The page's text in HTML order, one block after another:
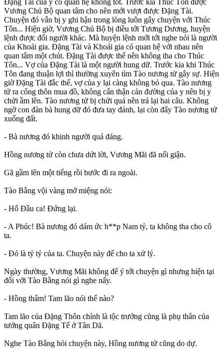
Vương Chủ Bộ quan tâm cho nên mới vượt được Đặng Tài.
Chuyện đó vẫn bị y ghi hận trong lòng luôn gây chuyện với Thúc
Tôn... Hiện giờ, Vương Chủ Bộ bị điều tới Tương Dương, huyện
lệnh được đổi người khác. Mà huyện lệnh mới tới nghe nói là người
của Khoái gia. Đặng Tài và Khoái gia có quan hệ với nhau nên
quan tâm một chút. Đặng Tài được thể nên không tha cho Thúc
Tôn... Vợ của Đặng Tài là một người hung dữ. Trước kia khi Thúc
Tôn đang thuận lợi thì thường xuyên tìm Tào nương tử gây sự. Hiện
giờ Đặng Tài đắc thế, vợ của y lại càng không bỏ qua. Tào nương
tử ra cổng thôn mua đồ, không cẩn thận cản đường của y nên bị y
chửi ầm lên. Tào nương tử bị chửi quá nên trả lại hai câu. Không
ngờ con đàn bà hung dữ đó đưa tay đánh, lại còn đẩy Tào nương tử
xuống đất.
- Bà nương đó khinh người quá đáng.
Hồng nương tử còn chưa dứt lời, Vương Mãi đã nổi giận.
Gã gầm lên một tiếng rồi bước đi ra ngoài.
Tào Bằng vội vàng mở miệng nói:
- Hổ Đầu ca! Đứng lại.
- A Phúc! Bà nương đó dám ức h**p Nam tỷ, ta không tha cho cô
ta.
- Đó là tỷ tỷ của ta. Chuyện này để cho ta xử lý.
Ngày thường, Vương Mãi không để ý tới chuyện gì nhưng hiện tại
đối với Tào Bằng nói gì nghe nấy.
- Hồng thẩm! Tam lão nói thế nào?
Tam lão của Đặng Thôn chính là tộc trưởng cũng là phụ thân của
tướng quân Đặng Tế ở Tân Dã.
Nghe Tào Bằng hỏi chuyện này, Hồng nương tử cũng do dự.